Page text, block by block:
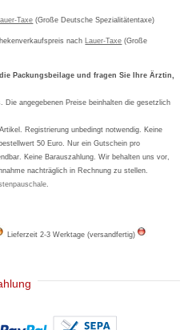
Taxe (Große Deutsche Spezialitätentaxe)
nach Lauer-Taxe (Große
Packungsbeilage und fragen Sie Ihre Ärztin,
angegebenen Preise beinhalten die gesetzlich
Registrierung unbedingt notwendig. Keine
50 Euro. Nur ein Gutschein pro
Keine Barauszahlung. Wir behalten uns vor,
nachträglich in Rechnung zu stellen.
.
Lieferzeit 2-3 Werktage (versandfertig)